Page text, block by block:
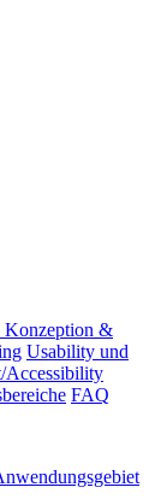
Konzeption &
Usability und
Accessibility
FAQ